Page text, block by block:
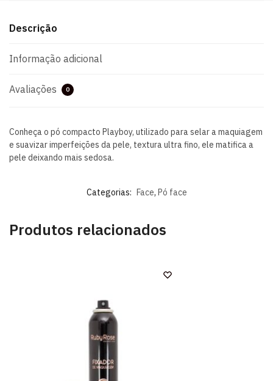
Descrição
Informação adicional
Avaliações 0
Conheça o pó compacto Playboy, utilizado para selar a maquiagem
e suavizar imperfeições da pele, textura ultra fino, ele matifica a
pele deixando mais sedosa.
Categorias: Face, Pó face
Produtos relacionados